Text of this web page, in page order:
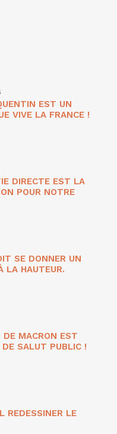
EST UN
VIVE LA FRANCE !
DIRECTE EST LA
POUR NOTRE
SE DONNER UN
LA HAUTEUR.
DE MACRON EST
DE SALUT PUBLIC !
REDESSINER LE